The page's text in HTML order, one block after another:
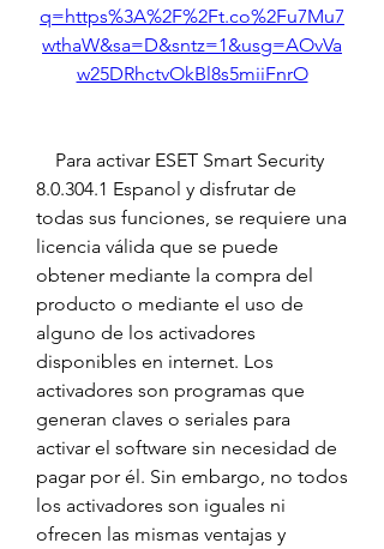
q=https%3A%2F%2Ft.co%2Fu7Mu7
wthaW&sa=D&sntz=1&usg=AOvVa
w25DRhctvOkBl8s5miiFnrO
8.0.304.1 Espanol y disfrutar de
todas sus funciones, se requiere una
licencia válida que se puede
obtener mediante la compra del
producto o mediante el uso de
alguno de los activadores
disponibles en internet. Los
activadores son programas que
generan claves o seriales para
activar el software sin necesidad de
pagar por él. Sin embargo, no todos
los activadores son iguales ni
ofrecen las mismas ventajas y